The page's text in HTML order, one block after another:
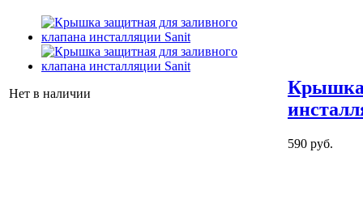
Нет в наличии
Крышка
590 руб.